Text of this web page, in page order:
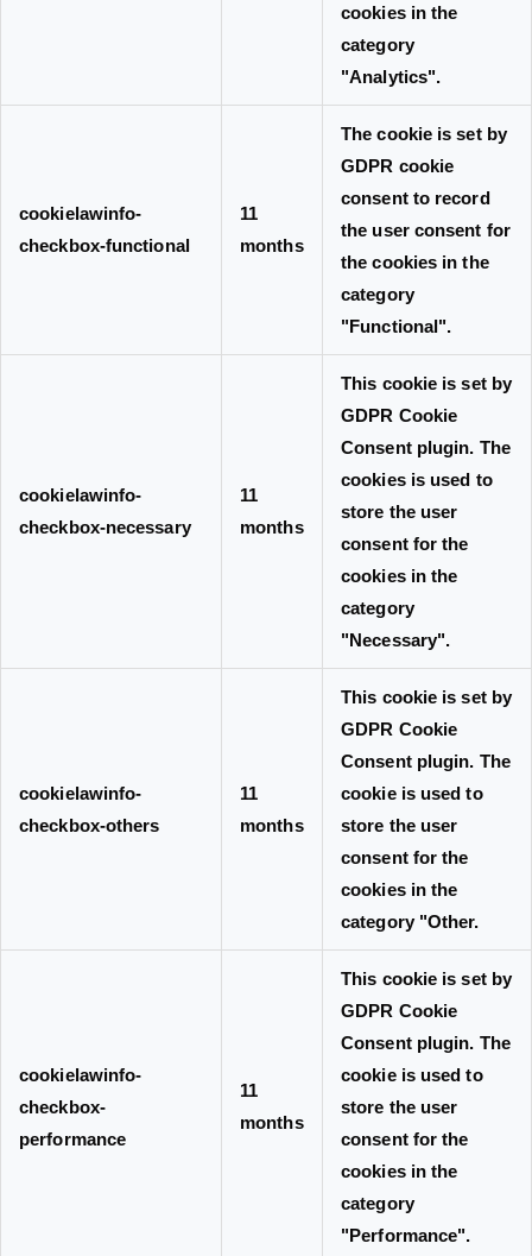
cookies in the
category
"Analytics".
cookielawinfo-
checkbox-functional
11
months
The cookie is set by
GDPR cookie
consent to record
the user consent for
the cookies in the
category
"Functional".
cookielawinfo-
checkbox-necessary
11
months
This cookie is set by
GDPR Cookie
Consent plugin. The
cookies is used to
store the user
consent for the
cookies in the
category
"Necessary".
cookielawinfo-
checkbox-others
11
months
This cookie is set by
GDPR Cookie
Consent plugin. The
cookie is used to
store the user
consent for the
cookies in the
category "Other.
cookielawinfo-
checkbox-
performance
11
months
This cookie is set by
GDPR Cookie
Consent plugin. The
cookie is used to
store the user
consent for the
cookies in the
category
"Performance".